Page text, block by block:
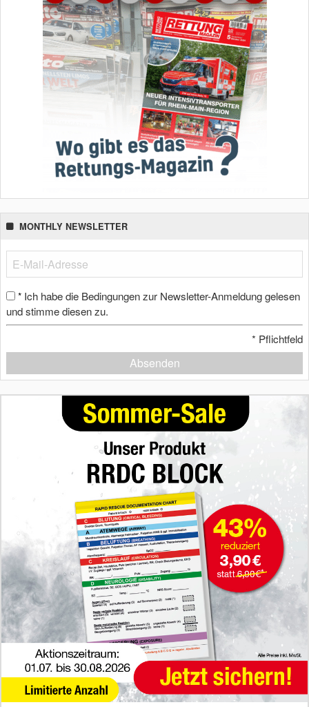
MONTHLY NEWSLETTER
* Ich habe die Bedingungen zur Newsletter-Anmeldung gelesen
und stimme diesen zu.
* Pflichtfeld
Absenden